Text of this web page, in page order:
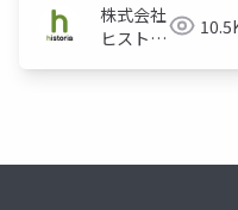
株式会社
ヒストリ